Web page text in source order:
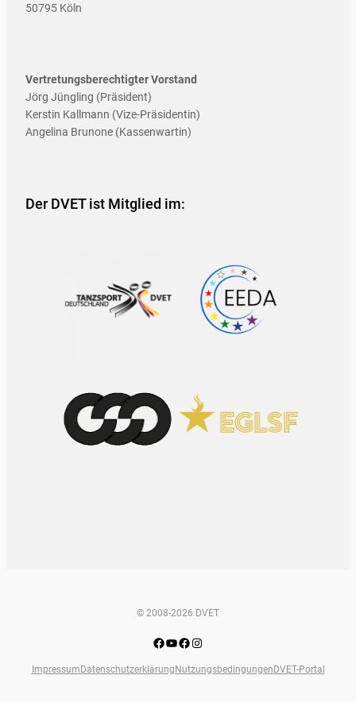
50795 Köln
Vertretungsberechtigter Vorstand
Jörg Jüngling (Präsident)
Kerstin Kallmann (Vize-Präsidentin)
Angelina Brunone (Kassenwartin)
Der DVET ist Mitglied im:
© 2008-2026 DVET
Facebook YouTube Facebook Instagram
Impressum Datenschutzerklärung Nutzungsbedingungen DVET-Portal